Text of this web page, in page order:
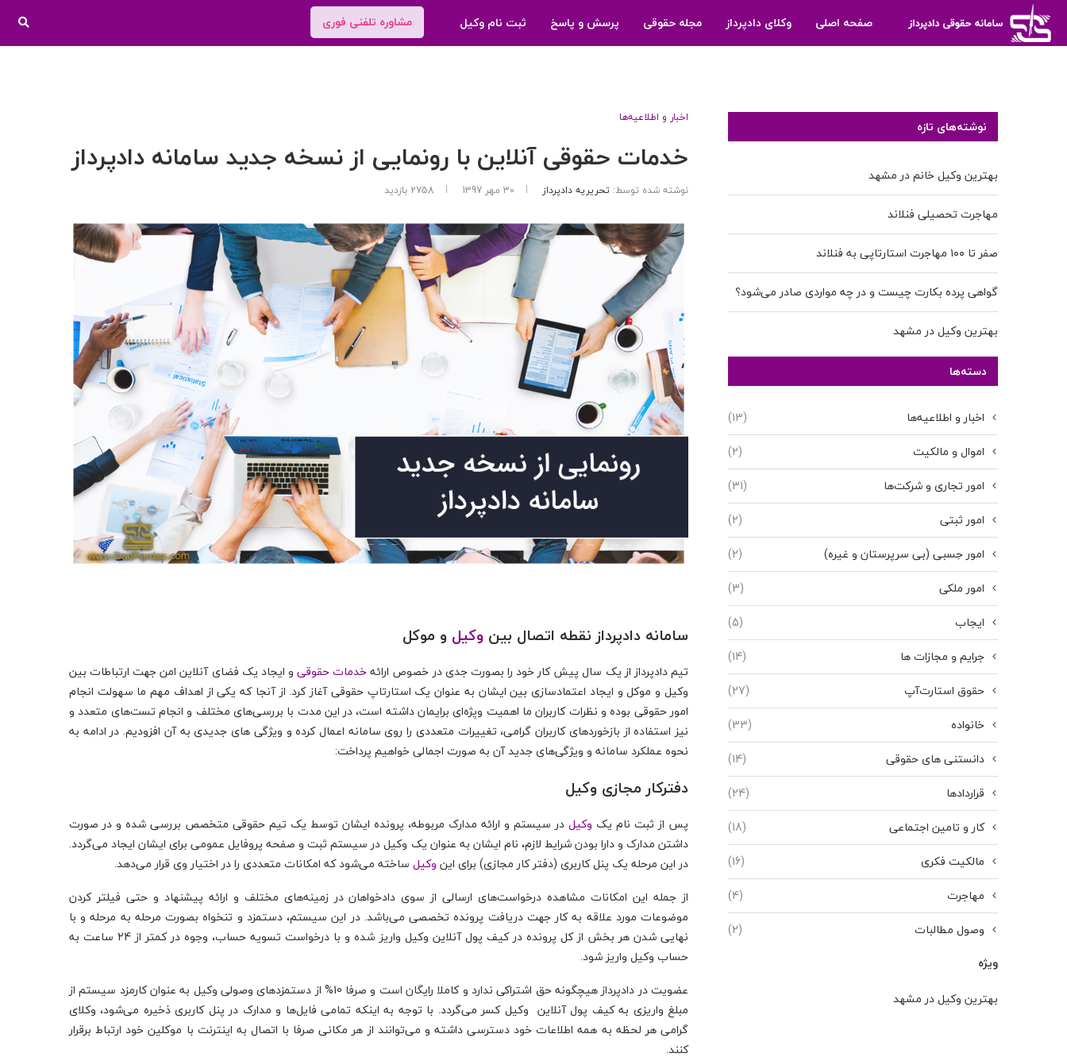
صفحه اصلی وکلای دادپرداز مجله حقوقی پرسش و پاسخ ثبت نام وکیل مشاوره تلفنی فوری
اخبار و اطلاعیه‌ها
خدمات حقوقی آنلاین با رونمایی از نسخه جدید سامانه دادپرداز
نوشته شده توسط: تحریریه دادپرداز 30 مهر 1397 2758 بازدید
سامانه دادپرداز نقطه اتصال بینوکیل و موکل
تیم دادپرداز از یک سال پیش کار خود را بصورت جدی در خصوص ارائهخدمات حقوقیو ایجاد یک فضای آنلاین امن جهت ارتباطات بین
وکیل و موکل و ایجاد اعتمادسازی بین ایشان به عنوان یک استارتاپ حقوقی آغاز کرد. از آنجا که یکی از اهداف مهم ما سهولت انجام
امور حقوقی بوده و نظرات کاربران ما اهمیت ویِژه‌ای برایمان داشته است، در این مدت با بررسی‌های مختلف و انجام تست‌های متعدد و
نیز استفاده از بازخورد‌های کاربران گرامی، تغییرات متعددی را روی سامانه اعمال کرده و ویژگی های جدیدی به آن افزودیم. در ادامه به
نحوه عملکرد سامانه و ویژگی‌های جدید آن به صورت اجمالی خواهیم پرداخت:
دفترکار مجازی وکیل
پس از ثبت نام یک وکیل در سیستم و ارائه مدارک مربوطه، پرونده ایشان توسط یک تیم حقوقی متخصص بررسی شده و در صورت
داشتن مدارک و دارا بودن شرایط لازم، نام ایشان به عنوان یک وکیل در سیستم ثبت و صفحه پروفایل عمومی برای ایشان ایجاد می‌گردد.
در این مرحله یک پنل کاربری (دفتر کار مجازی) برای این وکیل ساخته می‌شود که امکانات متعددی را در اختیار وی قرار می‌دهد.
از جمله این امکانات مشاهده درخواست‌های ارسالی از سوی دادخواهان در زمینه‌های مختلف و ارائه پیشنهاد و حتی فیلتر کردن
موضوعات مورد علاقه به کار جهت دریافت پرونده تخصصی می‌باشد. در این سیستم، دستمزد و تنخواه بصورت مرحله به مرحله و با
نهایی شدن هر بخش از کل پرونده در کیف پول آنلاین وکیل واریز شده و با درخواست تسویه حساب، وجوه در کمتر از 24 ساعت به
حساب وکیل واریز شود.
عضویت در دادپرداز هیچگونه حق اشتراکی ندارد و کاملا رایگان است و صرفا 10% از دستمزدهای وصولی وکیل به عنوان کارمزد سیستم از
مبلغ واریزی به کیف پول آنلاین وکیل کسر می‌گردد. با توجه به اینکه تمامی فایل‌ها و مدارک در پنل کاربری ذخیره می‌شود، وکلای
گرامی هر لحظه به همه اطلاعات خود دسترسی داشته و می‌توانند از هر مکانی صرفا با اتصال به اینترنت با موکلین خود ارتباط برقرار
کنند.
نوشته‌های تازه
بهترین وکیل خانم در مشهد
مهاجرت تحصیلی فنلاند
صفر تا ۱۰۰ مهاجرت استارتاپی به فنلاند
گواهی پرده بکارت چیست و در چه مواردی صادر می‌شود؟
بهترین وکیل در مشهد
دسته‌ها
اخبار و اطلاعیه‌ها
(13)
اموال و مالکیت
(2)
امور تجاری و شرکت‌ها
(31)
امور ثبتی
(2)
امور حِسبی (بی سرپرستان و غیره)
(2)
امور ملکی
(3)
ایجاب
(5)
جرایم و مجازات ها
(14)
حقوق استارت‌آپ
(27)
خانواده
(33)
دانستنی های حقوقی
(14)
قراردادها
(24)
کار و تامین اجتماعی
(18)
مالکیت فکری
(16)
مهاجرت
(4)
وصول مطالبات
(2)
ویژه
بهترین وکیل در مشهد